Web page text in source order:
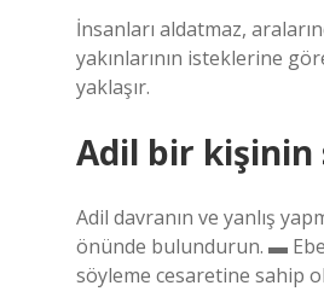
İnsanları aldatmaz,
yakınlarının isteklerine
yaklaşır.
Adil bir kişinin
Adil davranın ve yanlış
önünde bulundurun. ▬
söyleme cesaretine sahip